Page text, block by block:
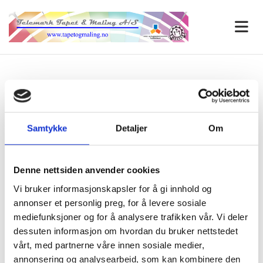
Samtykke Detaljer Om
Denne nettsiden anvender cookies
Vi bruker informasjonskapsler for å gi innhold og
annonser et personlig preg, for å levere sosiale
mediefunksjoner og for å analysere trafikken vår. Vi deler
dessuten informasjon om hvordan du bruker nettstedet
vårt, med partnerne våre innen sosiale medier,
annonsering og analysearbeid, som kan kombinere den
Referanser
Tjenestetorget Vinje kommune. Gulvbelegg med kontrast
innfellinger.